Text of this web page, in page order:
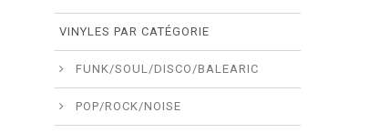
VINYLES PAR CATÉGORIE
FUNK/SOUL/DISCO/BALEARIC
POP/ROCK/NOISE